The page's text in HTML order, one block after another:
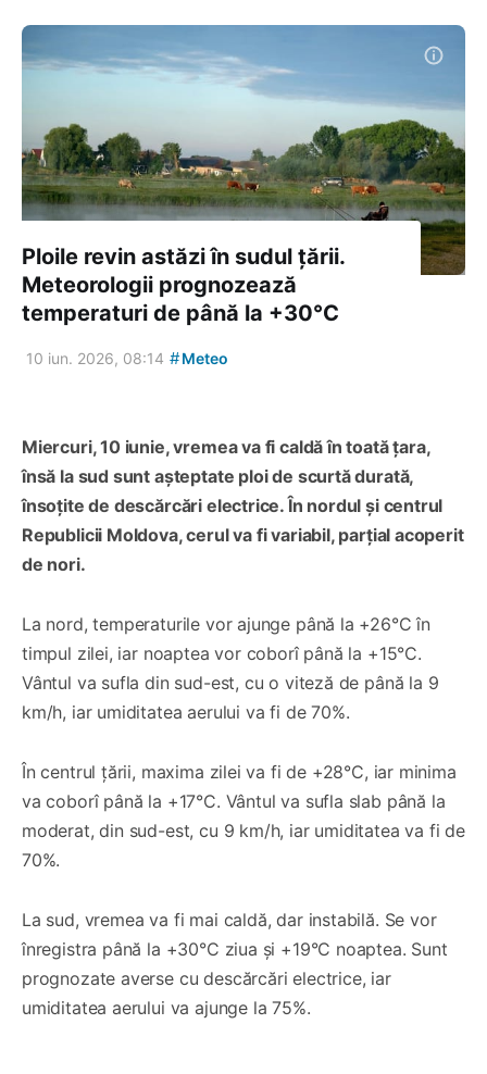
Ploile revin astăzi în sudul țării.
Meteorologii prognozează
temperaturi de până la +30°C
10 iun. 2026, 08:14 #Meteo
Miercuri, 10 iunie, vremea va fi caldă în toată țara,
însă la sud sunt așteptate ploi de scurtă durată,
însoțite de descărcări electrice. În nordul și centrul
Republicii Moldova, cerul va fi variabil, parțial acoperit
de nori.
La nord, temperaturile vor ajunge până la +26°C în
timpul zilei, iar noaptea vor coborî până la +15°C.
Vântul va sufla din sud-est, cu o viteză de până la 9
km/h, iar umiditatea aerului va fi de 70%.
În centrul țării, maxima zilei va fi de +28°C, iar minima
va coborî până la +17°C. Vântul va sufla slab până la
moderat, din sud-est, cu 9 km/h, iar umiditatea va fi de
70%.
La sud, vremea va fi mai caldă, dar instabilă. Se vor
înregistra până la +30°C ziua și +19°C noaptea. Sunt
prognozate averse cu descărcări electrice, iar
umiditatea aerului va ajunge la 75%.